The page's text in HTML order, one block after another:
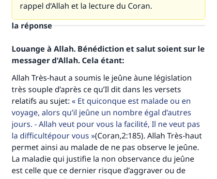
rappel d’Allah et la lecture du Coran.
la réponse
Louange à Allah. Bénédiction et salut soient sur le
messager d'Allah. Cela étant:
Allah Très-haut a soumis le jeûne àune législation
très souple d’après ce qu’Il dit dans les versets
relatifs au sujet:
Et quiconque est malade ou en
voyage, alors qu’il jeûne un nombre égal d’autres
jours. - Allah veut pour vous la facilité, Il ne veut pas
la difficultépour vous (Coran,2:185). Allah Très-haut
permet ainsi au malade de ne pas observe le jeûne.
La maladie qui justifie la non observance du jeûne
est celle que ce dernier risque d’aggraver ou de